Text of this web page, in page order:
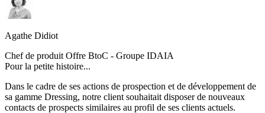
Agathe Didiot
Chef de produit Offre BtoC - Groupe IDAIA
Pour la petite histoire...
Dans le cadre de ses actions de prospection et de développement de
sa gamme Dressing, notre client souhaitait disposer de nouveaux
contacts de prospects similaires au profil de ses clients actuels.